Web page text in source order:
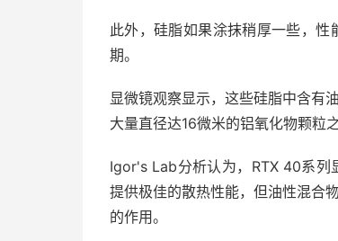
此外，硅脂如果涂抹稍厚一些，
期。
显微镜观察显示，这些硅脂中含有
大量直径达16微米的铝氧化物颗粒之
Igor's Lab分析认为，RTX 40系列
提供极佳的散热性能，但油性混合
的作用。